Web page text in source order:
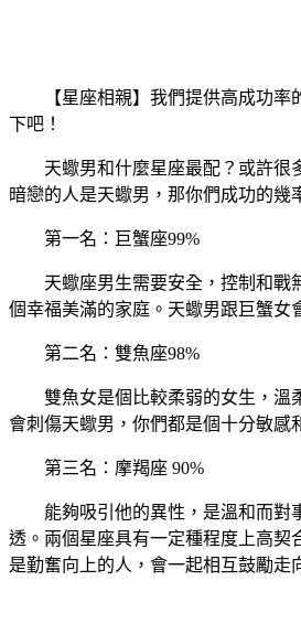
【星座相親】我們提供高成功
下吧！
天蠍男和什麼星座最配？或許很
暗戀的人是天蠍男，那你們成功的幾
第一名：巨蟹座99%
天蠍座男生需要安全，控制和戰
個幸福美滿的家庭。天蠍男跟巨蟹女
第二名：雙魚座98%
雙魚女是個比較柔弱的女生，溫
會刺傷天蠍男，你們都是個十分敏感
第三名：摩羯座 90%
能夠吸引他的異性，是溫和而對
透。兩個星座具有一定種程度上高契
是勤奮向上的人，會一起相互鼓勵走